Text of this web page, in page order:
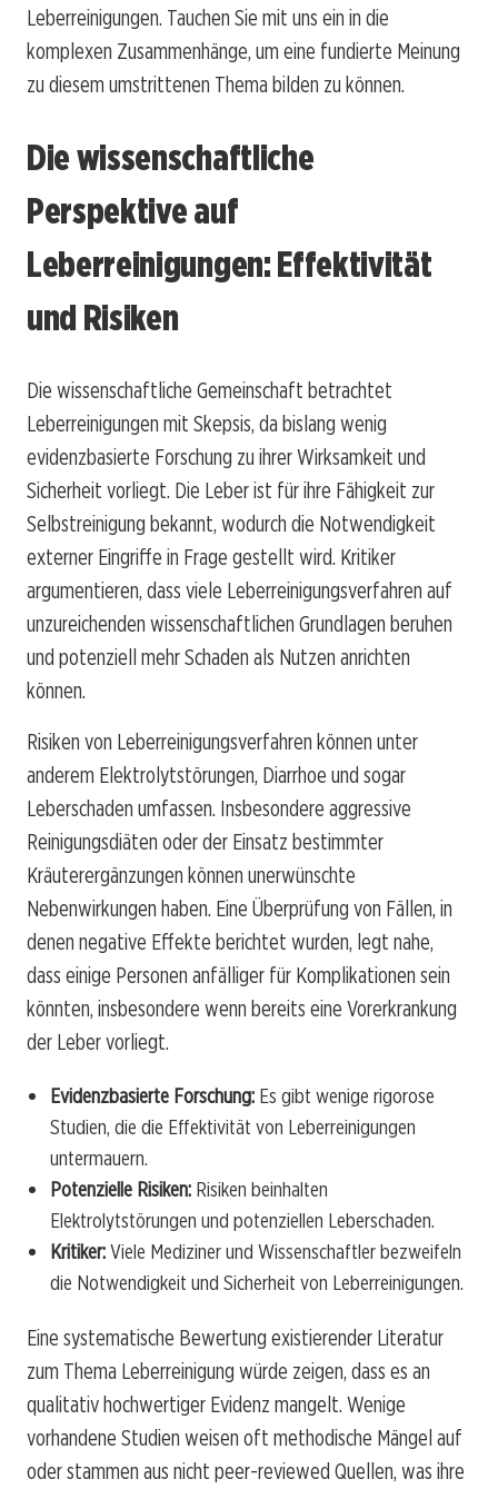
Leberreinigungen. Tauchen Sie mit uns ein in die
komplexen Zusammenhänge, um eine fundierte Meinung
zu diesem umstrittenen Thema bilden zu können.
Die wissenschaftliche
Perspektive auf
Leberreinigungen: Effektivität
und Risiken
Die wissenschaftliche Gemeinschaft betrachtet
Leberreinigungen mit Skepsis, da bislang wenig
evidenzbasierte Forschung zu ihrer Wirksamkeit und
Sicherheit vorliegt. Die Leber ist für ihre Fähigkeit zur
Selbstreinigung bekannt, wodurch die Notwendigkeit
externer Eingriffe in Frage gestellt wird. Kritiker
argumentieren, dass viele Leberreinigungsverfahren auf
unzureichenden wissenschaftlichen Grundlagen beruhen
und potenziell mehr Schaden als Nutzen anrichten
können.
Risiken von Leberreinigungsverfahren können unter
anderem Elektrolytstörungen, Diarrhoe und sogar
Leberschaden umfassen. Insbesondere aggressive
Reinigungsdiäten oder der Einsatz bestimmter
Kräuterergänzungen können unerwünschte
Nebenwirkungen haben. Eine Überprüfung von Fällen, in
denen negative Effekte berichtet wurden, legt nahe,
dass einige Personen anfälliger für Komplikationen sein
könnten, insbesondere wenn bereits eine Vorerkrankung
der Leber vorliegt.
Evidenzbasierte Forschung: Es gibt wenige rigorose
Studien, die die Effektivität von Leberreinigungen
untermauern.
Potenzielle Risiken: Risiken beinhalten
Elektrolytstörungen und potenziellen Leberschaden.
Kritiker:Viele Mediziner und Wissenschaftler bezweifeln
die Notwendigkeit und Sicherheit von Leberreinigungen.
Eine systematische Bewertung existierender Literatur
zum Thema Leberreinigung würde zeigen, dass es an
qualitativ hochwertiger Evidenz mangelt. Wenige
vorhandene Studien weisen oft methodische Mängel auf
oder stammen aus nicht peer-reviewed Quellen, was ihre